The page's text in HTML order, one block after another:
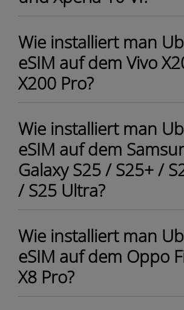
Wie installiert man
eSIM auf dem Vivo
X200 Pro?
Wie installiert man
eSIM auf dem
Galaxy S25 / S25+ /
/ S25 Ultra?
Wie installiert man
eSIM auf dem Oppo
X8 Pro?